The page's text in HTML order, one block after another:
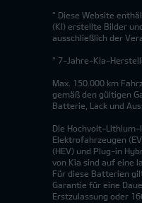
* Diese Website
(KI) erstellte Bilder
ausschließlich der
* 7-Jahre-Kia-
Max. 150.000 km
gemäß den gültigen
Batterie, Lack und
Die Hochvolt-
Elektrofahrzeugen
(HEV) und Plug-in
von Kia sind auf eine
Für diese Batterien
Garantie für eine
Erstzulassung oder